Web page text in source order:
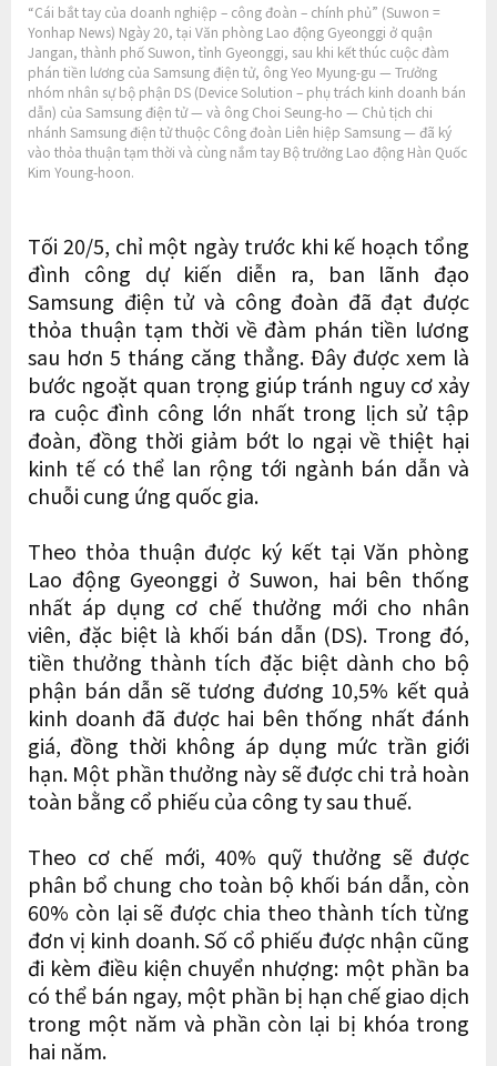
“Cái bắt tay của doanh nghiệp – công đoàn – chính phủ” (Suwon =
Yonhap News) Ngày 20, tại Văn phòng Lao động Gyeonggi ở quận
Jangan, thành phố Suwon, tỉnh Gyeonggi, sau khi kết thúc cuộc đàm
phán tiền lương của Samsung điện tử, ông Yeo Myung-gu — Trưởng
nhóm nhân sự bộ phận DS (Device Solution – phụ trách kinh doanh bán
dẫn) của Samsung điện tử — và ông Choi Seung-ho — Chủ tịch chi
nhánh Samsung điện tử thuộc Công đoàn Liên hiệp Samsung — đã ký
vào thỏa thuận tạm thời và cùng nắm tay Bộ trưởng Lao động Hàn Quốc
Kim Young-hoon.
Tối 20/5, chỉ một ngày trước khi kế hoạch tổng
đình công dự kiến diễn ra, ban lãnh đạo
Samsung điện tử và công đoàn đã đạt được
thỏa thuận tạm thời về đàm phán tiền lương
sau hơn 5 tháng căng thẳng. Đây được xem là
bước ngoặt quan trọng giúp tránh nguy cơ xảy
ra cuộc đình công lớn nhất trong lịch sử tập
đoàn, đồng thời giảm bớt lo ngại về thiệt hại
kinh tế có thể lan rộng tới ngành bán dẫn và
chuỗi cung ứng quốc gia.
Theo thỏa thuận được ký kết tại Văn phòng
Lao động Gyeonggi ở Suwon, hai bên thống
nhất áp dụng cơ chế thưởng mới cho nhân
viên, đặc biệt là khối bán dẫn (DS). Trong đó,
tiền thưởng thành tích đặc biệt dành cho bộ
phận bán dẫn sẽ tương đương 10,5% kết quả
kinh doanh đã được hai bên thống nhất đánh
giá, đồng thời không áp dụng mức trần giới
hạn. Một phần thưởng này sẽ được chi trả hoàn
toàn bằng cổ phiếu của công ty sau thuế.
Theo cơ chế mới, 40% quỹ thưởng sẽ được
phân bổ chung cho toàn bộ khối bán dẫn, còn
60% còn lại sẽ được chia theo thành tích từng
đơn vị kinh doanh. Số cổ phiếu được nhận cũng
đi kèm điều kiện chuyển nhượng: một phần ba
có thể bán ngay, một phần bị hạn chế giao dịch
trong một năm và phần còn lại bị khóa trong
hai năm.